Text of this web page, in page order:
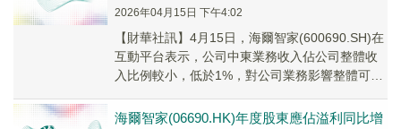
2026年04月15日 下午4:02
【財華社訊】4月15日，海爾智家(600690.SH)在
互動平台表示，公司中東業務收入佔公司整體收
入比例較小，低於1%，對公司業務影響整體可
​海爾智家(06690.HK)年度股東應佔溢利同比增